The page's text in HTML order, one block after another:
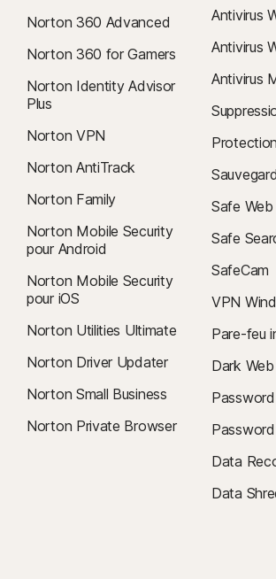
Norton 360 Advanced
Norton 360 for Gamers
Norton Identity Advisor
Plus
Norton VPN
Norton AntiTrack
Norton Family
Norton Mobile Security
pour Android
Norton Mobile Security
pour iOS
Norton Utilities Ultimate
Norton Driver Updater
Norton Small Business
Norton Private Browser
Antivirus
Antivirus
Antivirus
Safe Web
Safe
SafeCam
VPN
Pare-feu
Dark
Data
Data